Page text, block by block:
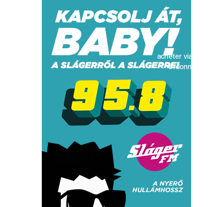
acheter viagra sans
ordonnance